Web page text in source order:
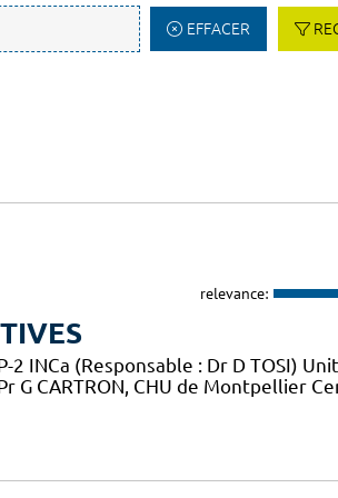
EFFACER
relevance:
2 INCa (Responsable : Dr D TOSI)
G CARTRON, CHU de Montpellier